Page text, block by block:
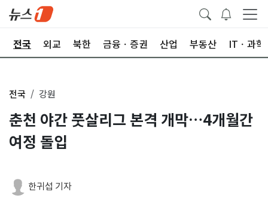
전국 외교 북한 금융ㆍ증권 산업 부동산 ITㆍ과학
전국 강원
춘천 야간 풋살리그 본격 개막…4개월간
여정 돌입
한귀섭 기자